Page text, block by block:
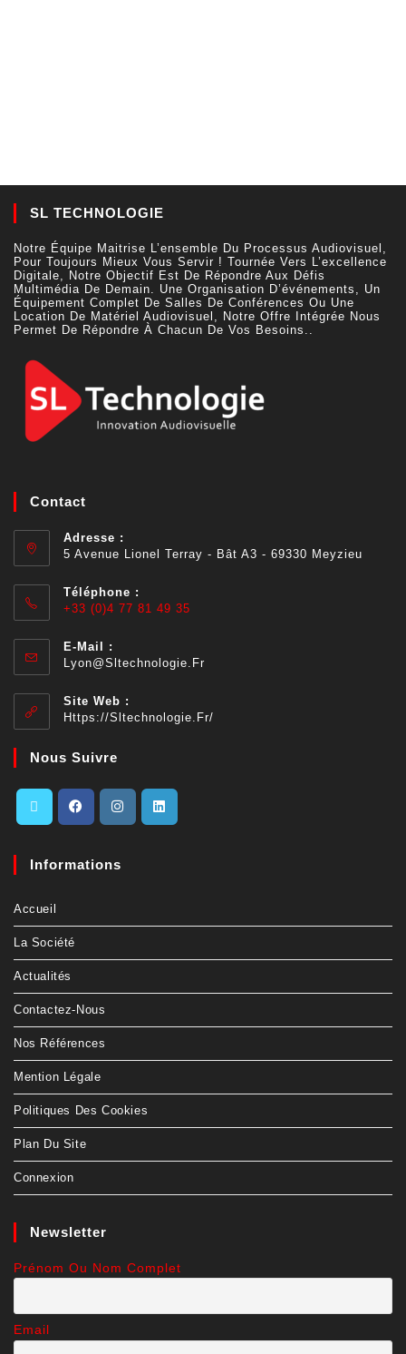
SL TECHNOLOGIE
Notre Équipe Maitrise L’ensemble Du Processus Audiovisuel,
Pour Toujours Mieux Vous Servir ! Tournée Vers L’excellence
Digitale, Notre Objectif Est De Répondre Aux Défis
Multimédia De Demain. Une Organisation D’événements, Un
Équipement Complet De Salles De Conférences Ou Une
Location De Matériel Audiovisuel, Notre Offre Intégrée Nous
Permet De Répondre À Chacun De Vos Besoins..
Contact
Adresse :
5 Avenue Lionel Terray - Bât A3 - 69330 Meyzieu
Téléphone :
+33 (0)4 77 81 49 35
E-Mail :
Lyon@sltechnologie.fr
Site Web :
Https://sltechnologie.fr/
Nous Suivre
Informations
Accueil
La Société
Actualités
Contactez-Nous
Nos Références
Mention Légale
Politiques Des Cookies
Plan Du Site
Connexion
Newsletter
Prénom Ou Nom Complet
Email